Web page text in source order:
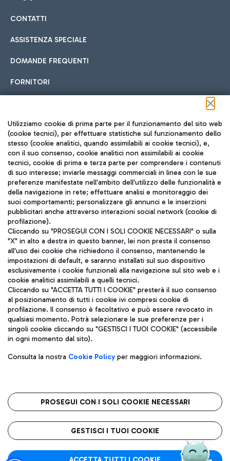
Cucina Internazionale
Fast Food
Pizza
Gelateria
Wine Bar & Sparkling
Hotel in aeroporto
Scegli l'alloggio più adatto e approfitta della vicinanza
all'aeroporto.
Car sharing
Con il Car Sharing è ancora più facile spostarsi
Treno
Raggiungi velocemente l'aeroporto di Fiumicino da Roma
tramite i servizi ferroviari Trenitalia.
Autobus
Scopri le linee di autobus per raggiungere l'aeroporto
Leonardo Da Vinci.
Raggiungi l’aeroporto senza pensieri con il servizio di taxi a
Ristoranti
Scopri la nostra offerta per una pausa gustosa in aeroporto
Mappa Aeroporto Fiumicino
CONTATTI
ASSISTENZA SPECIALE
DOMANDE FREQUENTI
FORNITORI
Seguici sui social
TRAVEL JOURNAL
ITA
Aeroporti di Roma S.p.A. - Società soggetta a direzione e
coordinamento di Mundys S.p.A.
Codice fiscale e Registro delle Imprese di Roma 13032990155 P.
IVA 06572251004
Capitale sociale 62.224.743,00 int. vers.
Sede legale: Via Pier Paolo Racchetti 1 - 00054 Fiumicino (RM)
telefono +39 06 65951
Privacy policy
Note legali
Roma FCO
L'aeroporto stellato
Utilizziamo cookie di prima parte per il funzionamento del sito web
(cookie tecnici), per effettuare statistiche sul funzionamento dello
stesso (cookie analitici, quando assimilabili ai cookie tecnici), e,
con il suo consenso, cookie analitici non assimilabili ai cookie
tecnici, cookie di prima e terza parte per comprendere i contenuti
di suo interesse; inviarle messaggi commerciali in linea con le sue
preferenze manifestate nell'ambito dell'utilizzo delle funzionalità e
della navigazione in rete; effettuare analisi e monitoraggio dei
suoi comportamenti; personalizzare gli annunci e le inserzioni
pubblicitari anche attraverso interazioni social network (cookie di
profilazione).
Cliccando su "PROSEGUI CON I SOLI COOKIE NECESSARI" o sulla
"X" in alto a destra in questo banner, lei non presta il consenso
all'uso dei cookie che richiedono il consenso, mantenendo le
impostazioni di default, e saranno installati sul suo dispositivo
esclusivamente i cookie funzionali alla navigazione sul sito web e i
cookie analitici assimilabili a quelli tecnici.
Cliccando su "ACCETTA TUTTI I COOKIE" presterà il suo consenso
al posizionamento di tutti i cookie ivi compresi cookie di
profilazione. Il consenso è facoltativo e può essere revocato in
qualsiasi momento. Potrà selezionare le sue preferenze per i
singoli cookie cliccando su "GESTISCI I TUOI COOKIE" (accessibile
in ogni momento dal sito).
Consulta la nostra Cookie Policyper maggiori informazioni.
PROSEGUI CON I SOLI COOKIE NECESSARI
GESTISCI I TUOI COOKIE